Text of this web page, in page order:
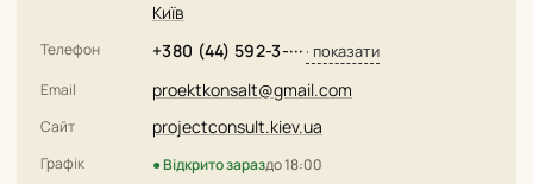
Київ
Телефон +380 (44) 592-3-··· · показати
Email proektkonsalt@gmail.com
Сайт projectconsult.kiev.ua
Графік ● Відкрито зараздо 18:00